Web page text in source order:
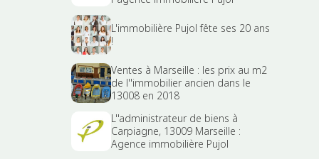
L'immobilière Pujol fête ses 20 ans
!
Ventes à Marseille : les prix au m2
de l''immobilier ancien dans le
13008 en 2018
L''administrateur de biens à
Carpiagne, 13009 Marseille :
Agence immobilière Pujol